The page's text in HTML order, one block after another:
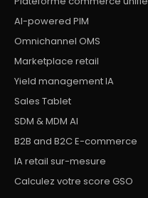
AI-powered PIM
Omnichannel OMS
Marketplace retail
Yield management IA
Sales Tablet
SDM & MDM AI
B2B and B2C E-commerce
IA retail sur-mesure
Calculez votre score GSO